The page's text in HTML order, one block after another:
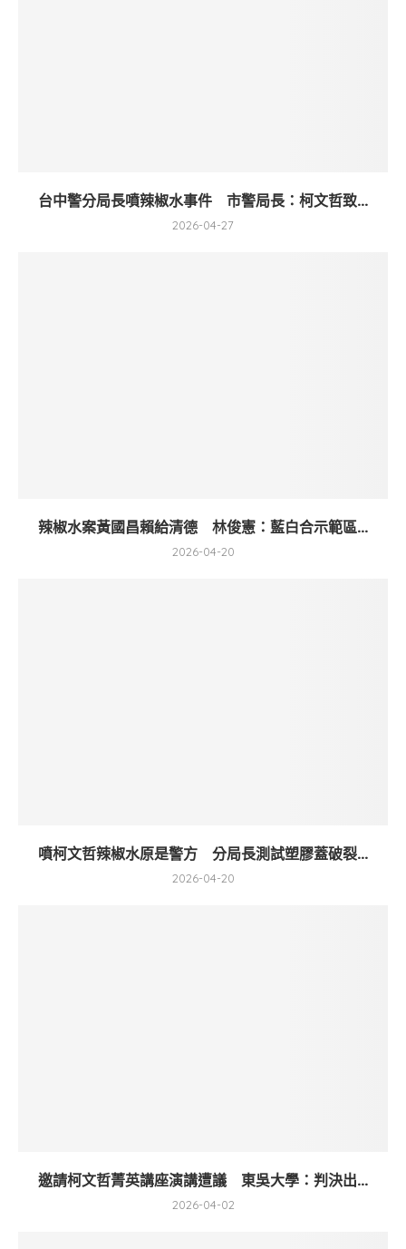
台中警分局長噴辣椒水事件 市警局長：柯文哲致...
2026-04-27
辣椒水案黃國昌賴給清德 林俊憲：藍白合示範區...
2026-04-20
噴柯文哲辣椒水原是警方 分局長測試塑膠蓋破裂...
2026-04-20
邀請柯文哲菁英講座演講遭議 東吳大學：判決出...
2026-04-02